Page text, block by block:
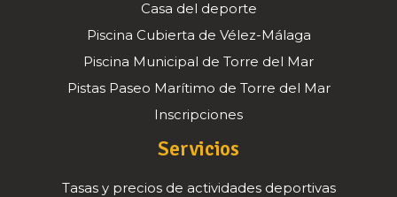
Casa del deporte
Piscina Cubierta de Vélez-Málaga
Piscina Municipal de Torre del Mar
Pistas Paseo Marítimo de Torre del Mar
Inscripciones
Servicios
Tasas y precios de actividades deportivas